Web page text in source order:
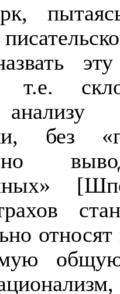
т.е.
без
общую